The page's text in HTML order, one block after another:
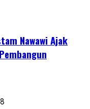
Nawawi Ajak